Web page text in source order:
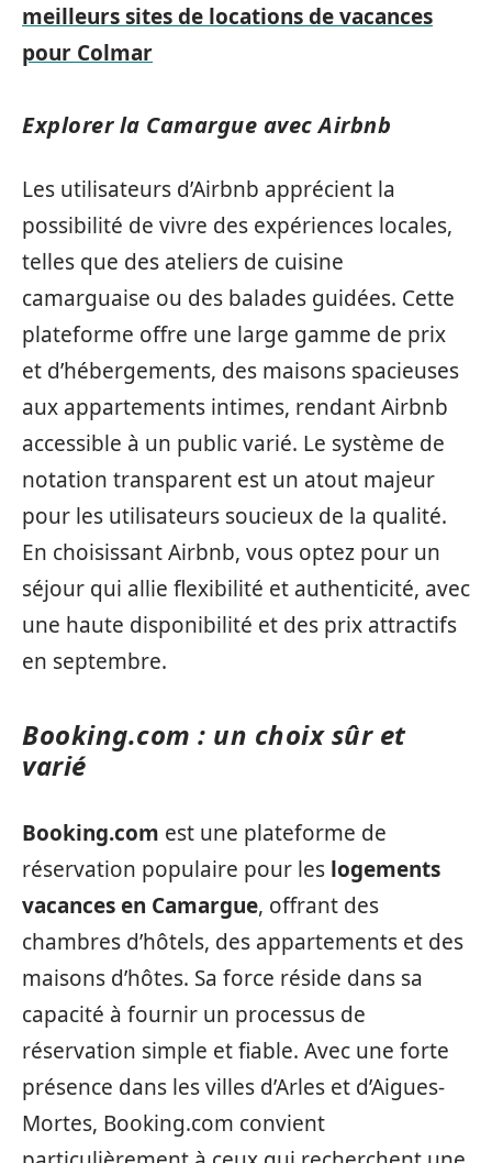
meilleurs sites de locations de vacances
pour Colmar
Explorer la Camargue avec Airbnb
Les utilisateurs d’Airbnb apprécient la
possibilité de vivre des expériences locales,
telles que des ateliers de cuisine
camarguaise ou des balades guidées. Cette
plateforme offre une large gamme de prix
et d’hébergements, des maisons spacieuses
aux appartements intimes, rendant Airbnb
accessible à un public varié. Le système de
notation transparent est un atout majeur
pour les utilisateurs soucieux de la qualité.
En choisissant Airbnb, vous optez pour un
séjour qui allie flexibilité et authenticité, avec
une haute disponibilité et des prix attractifs
en septembre.
Booking.com : un choix sûr et
varié
Booking.com est une plateforme de
réservation populaire pour les logements
vacances en Camargue, offrant des
chambres d’hôtels, des appartements et des
maisons d’hôtes. Sa force réside dans sa
capacité à fournir un processus de
réservation simple et fiable. Avec une forte
présence dans les villes d’Arles et d’Aigues-
Mortes, Booking.com convient